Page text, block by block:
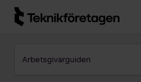
Hoppa till huvudinnehåll
Arbetsgivarguiden